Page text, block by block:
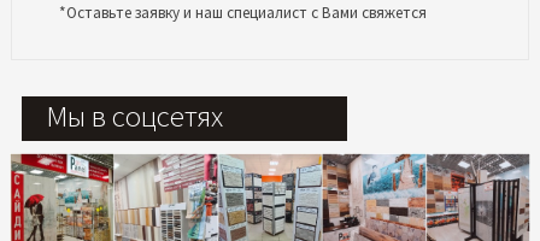
*Оставьте заявку и наш специалист с Вами свяжется
Мы в соцсетях